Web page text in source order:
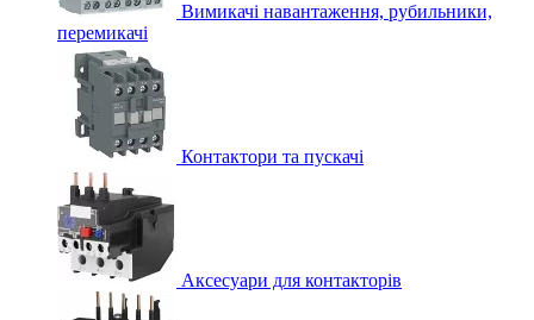
Вимикачі навантаження, рубильники,
перемикачі
Контактори та пускачі
Аксесуари для контакторів